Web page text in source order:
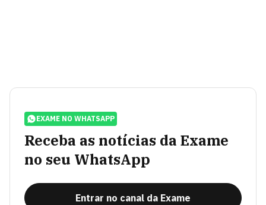
EXAME NO WHATSAPP
Receba as notícias da Exame
no seu WhatsApp
Entrar no canal da Exame